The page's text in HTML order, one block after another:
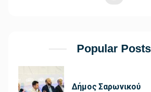
Popular Posts
Δήμος Σαρωνικού